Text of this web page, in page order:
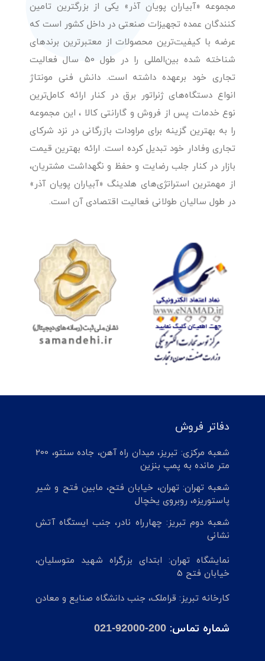
مجموعه «آبیاران پویان آذر» یکی از بزرگترین تامین
کنندگان عمده تجهیزات صنعتی در داخل کشور است که
عرضه با کیفیت‌ترین محصولات از معتبرترین برندهای
شناخته شده بین‌المللی را در طول 50 سال فعالیت
تجاری خود برعهده داشته است. دانش فنی مونتاژ
انواع دستگاه‌های ژنراتور برق در کنار ارائه کامل‌ترین
نوع خدمات پس از فروش و گارانتی کالا ، این مجموعه
را به بهترین گزینه برای مراودات بازرگانی در نزد شرکای
تجاری وفادار خود تبدیل کرده است. ارائه بهترین قیمت
بازار در کنار جلب رضایت و حفظ و نگهداشت مشتریان،
از مهمترین استراتژی‌های هلدینگ «آبیاران پویان آذر»
در طول سالیان طولانی فعالیت اقتصادی آن است.
دفاتر فروش
شعبه مرکزی: تبریز، میدان راه آهن، جاده سنتو، 200
متر مانده به پمپ بنزین
شعبه تهران: تهران، خیابان فتح، مابین فتح و شیر
پاستوریزه، روبروی یخچال
شعبه دوم تبریز: چهارراه نادر، جنب ایستگاه آتش
نشانی
نمایشگاه تهران: ابتدای بزرگراه شهید متوسلیان،
خیابان فتح 5
کارخانه تبریز: قراملک، جنب دانشگاه صنایع و معادن
شماره تماس: 021-92000-200